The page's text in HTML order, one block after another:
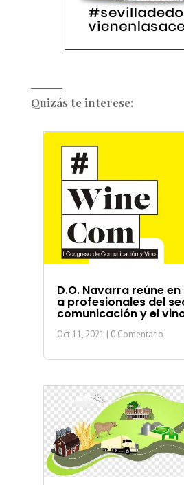
Quizás te interese:
D.O. Navarra reúne
a profesionales del
comunicación y el
Oct 11, 2021 | 0 Comentario